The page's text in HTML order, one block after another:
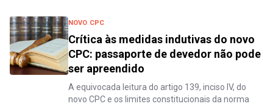
NOVO CPC
Crítica às medidas indutivas do novo
CPC: passaporte de devedor não pode
ser apreendido
A equivocada leitura do artigo 139, inciso IV, do
novo CPC e os limites constitucionais da norma